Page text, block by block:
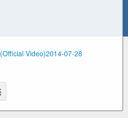
ENCA - A PO TPELQEN (Official Video)2014-07-28